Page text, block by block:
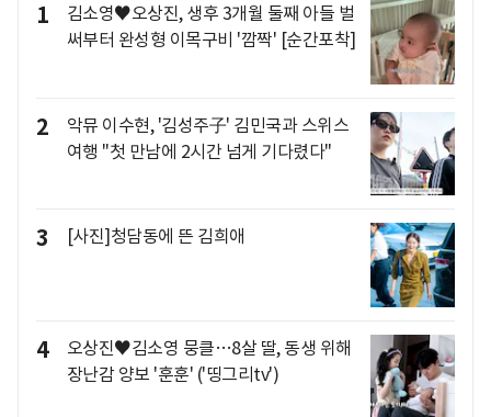
1
김소영♥오상진, 생후 3개월 둘째 아들 벌
써부터 완성형 이목구비 '깜짝' [순간포착]
2
악뮤 이수현, '김성주子' 김민국과 스위스
여행 "첫 만남에 2시간 넘게 기다렸다"
3 [사진]청담동에 뜬 김희애
4
오상진♥김소영 뭉클…8살 딸, 동생 위해
장난감 양보 '훈훈' ('띵그리tv')